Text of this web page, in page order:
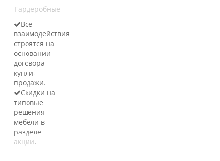
Гардеробные
Все
взаимодействия
строятся на
основании
договора
купли-
продажи.
Скидки на
типовые
решения
мебели в
разделе
акции.